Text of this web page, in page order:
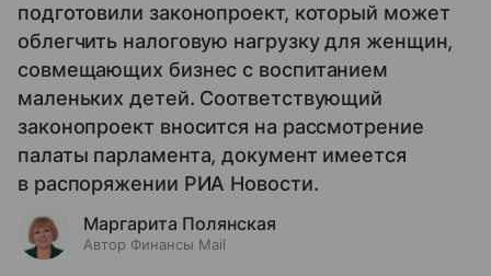
подготовили законопроект, который может
облегчить налоговую нагрузку для женщин,
совмещающих бизнес с воспитанием
маленьких детей. Соответствующий
законопроект вносится на рассмотрение
палаты парламента, документ имеется
в распоряжении РИА Новости.
Маргарита Полянская
Автор Финансы Mail